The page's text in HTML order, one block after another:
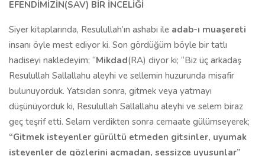
EFENDİMİZİN(SAV) BİR İNCELİĞİ
Siyer kitaplarında, Resulullah’ın ashabı ile adab-ı muaşereti
insanı öyle mest ediyor ki. Son gördüğüm böyle bir tatlı
hadiseyi nakledeyim; “Mikdad(RA) diyor ki; “Biz üç arkadaş
Resulullah Sallallahu aleyhi ve sellemin huzurunda misafir
bulunuyorduk. Yatsıdan sonra, gitmek veya yatmayı
düşünüyorduk ki, Resulullah Sallallahu aleyhi ve selem biraz
geç teşrif etti. Selam verdikten sonra cemaate gülümseyerek;
“Gitmek isteyenler gürültü etmeden gitsinler, uyumak
isteyenler de gözlerini açmadan, sessizce uyusunlar”